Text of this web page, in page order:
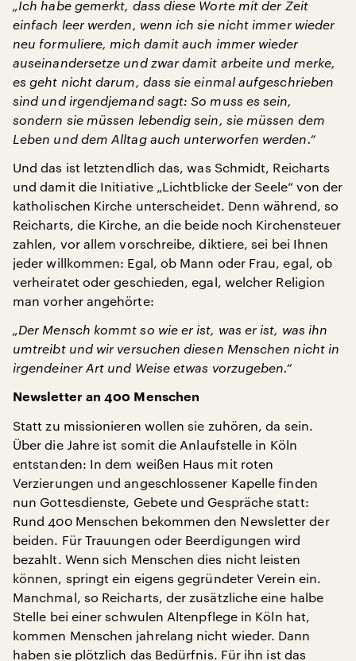
„Ich habe gemerkt, dass diese Worte mit der Zeit
einfach leer werden, wenn ich sie nicht immer wieder
neu formuliere, mich damit auch immer wieder
auseinandersetze und zwar damit arbeite und merke,
es geht nicht darum, dass sie einmal aufgeschrieben
sind und irgendjemand sagt: So muss es sein,
sondern sie müssen lebendig sein, sie müssen dem
Leben und dem Alltag auch unterworfen werden.“
Und das ist letztendlich das, was Schmidt, Reicharts
und damit die Initiative „Lichtblicke der Seele“ von der
katholischen Kirche unterscheidet. Denn während, so
Reicharts, die Kirche, an die beide noch Kirchensteuer
zahlen, vor allem vorschreibe, diktiere, sei bei Ihnen
jeder willkommen: Egal, ob Mann oder Frau, egal, ob
verheiratet oder geschieden, egal, welcher Religion
man vorher angehörte:
„Der Mensch kommt so wie er ist, was er ist, was ihn
umtreibt und wir versuchen diesen Menschen nicht in
irgendeiner Art und Weise etwas vorzugeben.“
Newsletter an 400 Menschen
Statt zu missionieren wollen sie zuhören, da sein.
Über die Jahre ist somit die Anlaufstelle in Köln
entstanden: In dem weißen Haus mit roten
Verzierungen und angeschlossener Kapelle finden
nun Gottesdienste, Gebete und Gespräche statt:
Rund 400 Menschen bekommen den Newsletter der
beiden. Für Trauungen oder Beerdigungen wird
bezahlt. Wenn sich Menschen dies nicht leisten
können, springt ein eigens gegründeter Verein ein.
Manchmal, so Reicharts, der zusätzliche eine halbe
Stelle bei einer schwulen Altenpflege in Köln hat,
kommen Menschen jahrelang nicht wieder. Dann
haben sie plötzlich das Bedürfnis. Für ihn ist das